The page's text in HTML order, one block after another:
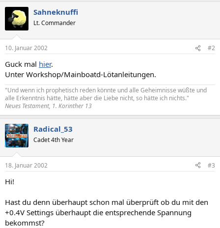
Sahneknuffi
Lt. Commander
10. Januar 2002 #2
Guck mal hier.
Unter Workshop/Mainboatd-Lötanleitungen.
"Und wenn ich prophetisch reden könnte und alle Geheimnisse wüßte und
alle Erkenntnis hätte, hätte aber die Liebe nicht, so hätte ich nichts."
Neues Testament, 1. Korinther 13
Radical_53
Cadet 4th Year
18. Januar 2002 #3
Hi!
Hast du denn überhaupt schon mal überprüft ob du mit den
+0.4V Settings überhaupt die entsprechende Spannung
bekommst?